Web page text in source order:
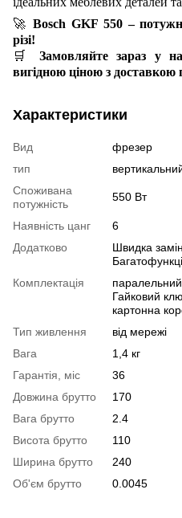
🚀 Bosch GKF 550 –
різі!
🛒
Замовляйте зараз у
вигідною ціною з доставкою
Характеристики
Вид
фрезер
тип
Споживана
потужність
550 Вт
Наявність цанг
6
Додатково
Швидка
Комплектація
Гайковий
картонна
Тип живлення
від мережі
Вага
1,4 кг
Гарантія, міс
36
Довжина брутто
170
Вага брутто
2.4
Висота брутто
110
Ширина брутто
240
Об'єм брутто
0.0045